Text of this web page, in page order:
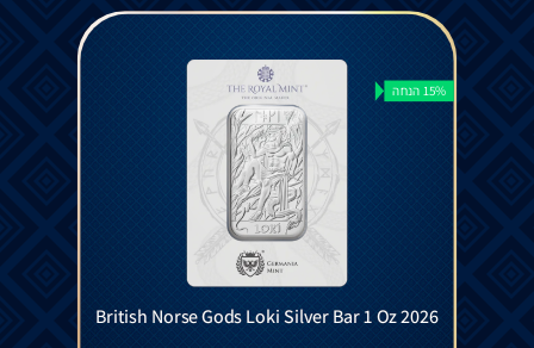
15% הנחה
British Norse Gods Loki Silver Bar 1 Oz 2026